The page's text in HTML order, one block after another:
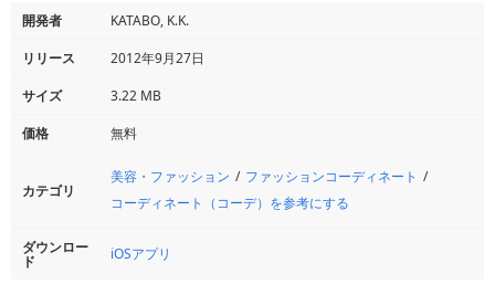
開発者
KATABO, K.K.
リリース
2012年9月27日
サイズ
3.22 MB
価格
無料
カテゴリ
美容・ファッション
ファッションコーディネート
コーディネート（コーデ）を参考にする
ダウンロー
ド iOSアプリ